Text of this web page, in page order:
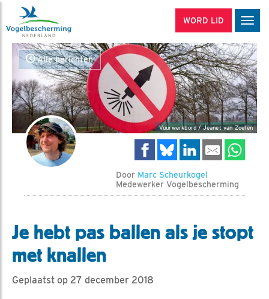
WORD LID
Alle berichten
Vuurwerkbord / Jeanet van Zoelen
Door Marc Scheurkogel
Medewerker Vogelbescherming
Je hebt pas ballen als je stopt
met knallen
Geplaatst op 27 december 2018